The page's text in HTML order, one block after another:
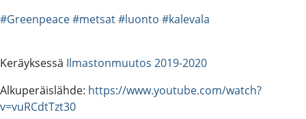
#Greenpeace#metsat#luonto #kalevala
Keräyksessä Ilmastonmuutos 2019-2020
Alkuperäislähde: https://www.youtube.com/watch?
v=vuRCdtTzt30